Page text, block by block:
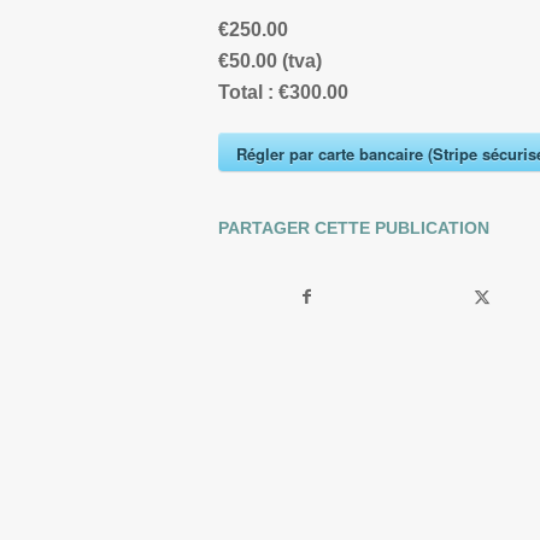
€250.00
€50.00 (tva)
Total : €300.00
Régler par carte bancaire (Stripe
PARTAGER CETTE PUBLICATION